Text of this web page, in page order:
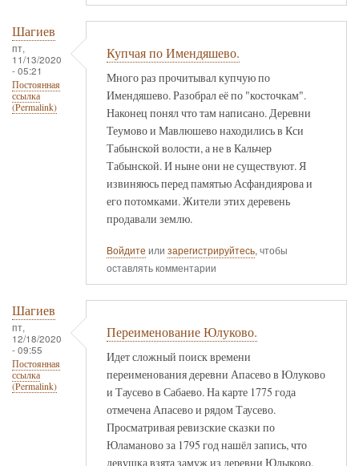
Шагиев
пт,
11/13/2020
- 05:21
Постоянная
ссылка
(Permalink)
Купчая по Имендяшево.
Много раз прочитывал купчую по
Имендяшево. Разобрал её по "косточкам".
Наконец понял что там написано. Деревни
Теумово и Мавлюшево находились в Кси
Табынской волости, а не в Кальчер
Табынской. И ныне они не существуют. Я
извиняюсь перед памятью Асфандиярова и
его потомками. Жители этих деревень
продавали землю.
Войдите или зарегистрируйтесь, чтобы
оставлять комментарии
Шагиев
пт,
12/18/2020
- 09:55
Постоянная
ссылка
(Permalink)
Переименование Юлуково.
Идет сложный поиск времени
переименования деревни Апасево в Юлуково
и Таусево в Сабаево. На карте 1775 года
отмечена Апасево и рядом Таусево.
Просматривая ревизские сказки по
Юламаново за 1795 год нашёл запись, что
девушка взята замуж из деревни Юлыково.